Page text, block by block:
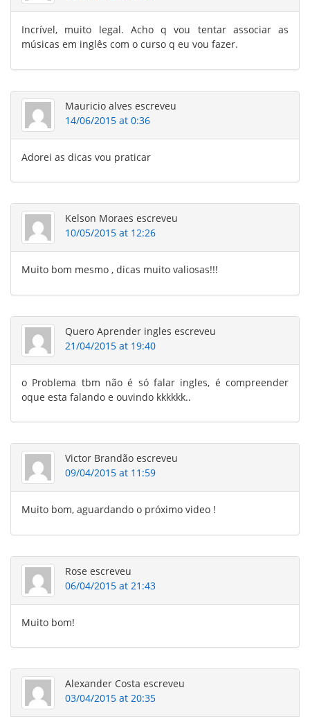
Incrível, muito legal. Acho q vou tentar associar as
músicas em inglês com o curso q eu vou fazer.
Mauricio alves escreveu
14/06/2015 at 0:36
Adorei as dicas vou praticar
Kelson Moraes escreveu
10/05/2015 at 12:26
Muito bom mesmo , dicas muito valiosas!!!
Quero Aprender ingles escreveu
21/04/2015 at 19:40
o Problema tbm não é só falar ingles, é compreender
oque esta falando e ouvindo kkkkkk..
Victor Brandão escreveu
09/04/2015 at 11:59
Muito bom, aguardando o próximo video !
Rose escreveu
06/04/2015 at 21:43
Muito bom!
Alexander Costa escreveu
03/04/2015 at 20:35